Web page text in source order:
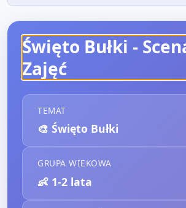
Święto Bułki -
Zajęć
TEMAT
🎨 Święto Bułki
GRUPA WIEKOWA
👶 1-2 lata